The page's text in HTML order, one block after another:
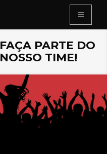
FAÇA PARTE DO
NOSSO TIME!